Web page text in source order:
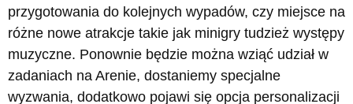
przygotowania do kolejnych wypadów, czy miejsce na
różne nowe atrakcje takie jak minigry tudzież występy
muzyczne. Ponownie będzie można wziąć udział w
zadaniach na Arenie, dostaniemy specjalne
wyzwania, dodatkowo pojawi się opcja personalizacji